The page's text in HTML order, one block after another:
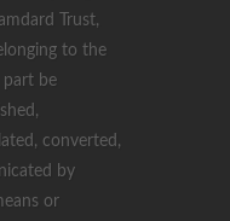
Trust,
to the
part be
converted,
by
or